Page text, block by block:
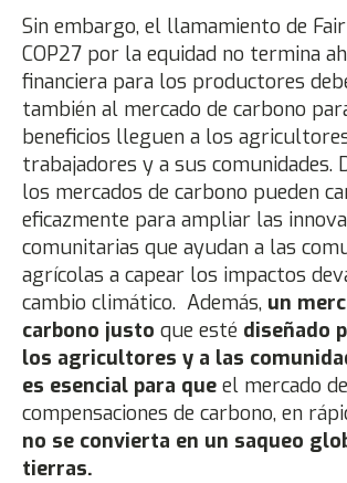
Sin embargo, el llamamiento de
COP27 por la equidad no termina
financiera para los productores
también al mercado de carbono
beneficios lleguen a los
trabajadores y a sus comunidades.
los mercados de carbono pueden
eficazmente para ampliar las
comunitarias que ayudan a las
agrícolas a capear los impactos
cambio climático. Además, un
carbono justo que esté diseñado
los agricultores y a las
es esencial para que el mercado de
compensaciones de carbono, en
no se convierta en un saqueo
tierras.